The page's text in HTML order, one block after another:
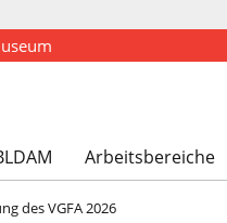
Arbeitsbereiche
des VGFA 2026